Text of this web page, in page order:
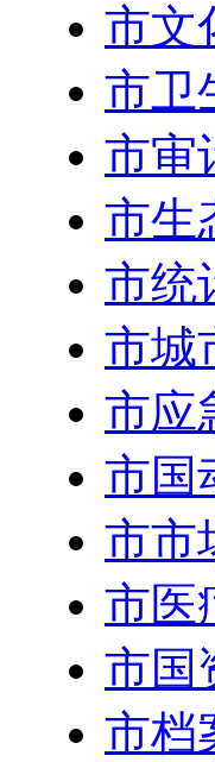
市文
市卫
市审
市生
市统
市城
市应
市国
市市
市医
市国
市档